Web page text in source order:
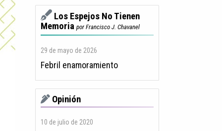
Los Espejos No Tienen
Memoria por Francisco J. Chavanel
29 de mayo de 2026
Febril enamoramiento
Opinión
10 de julio de 2020